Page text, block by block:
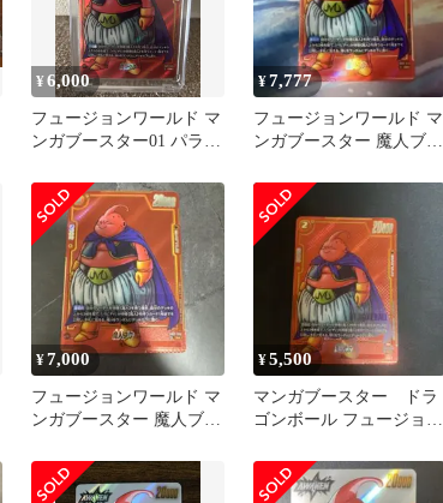
¥6,000
フュージョンワールド マ
ンガブースター01 パラレ
¥7,777
フュージョンワールド マ
ンガブースター 魔人ブウ
¥7,000
フュージョンワールド マ
ンガブースター 魔人ブウ
¥5,500
マンガブースター ドラ
ゴンボール フュージョン